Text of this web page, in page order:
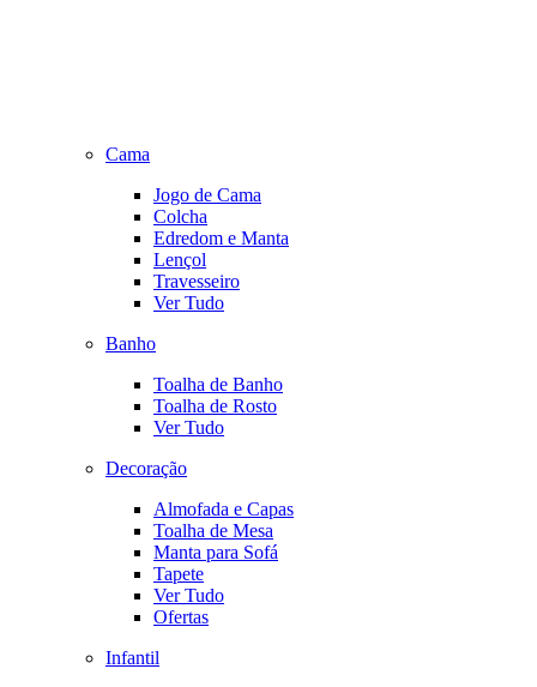
Cama
Jogo de Cama
Colcha
Edredom e Manta
Lençol
Travesseiro
Ver Tudo
Banho
Toalha de Banho
Toalha de Rosto
Ver Tudo
Decoração
Almofada e Capas
Toalha de Mesa
Manta para Sofá
Tapete
Ver Tudo
Ofertas
Infantil